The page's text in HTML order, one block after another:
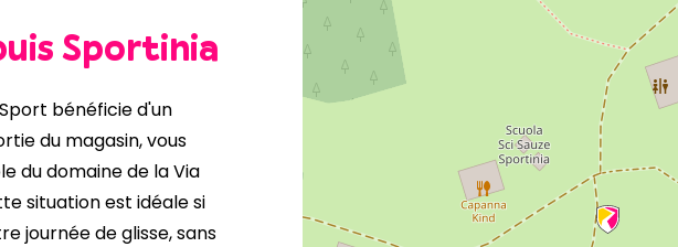
Sportinia
bénéficie d'un
du magasin, vous
du domaine de la Via
situation est idéale si
journée de glisse, sans